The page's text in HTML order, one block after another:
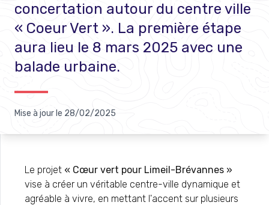
concertation autour du centre ville
« Coeur Vert ». La première étape
aura lieu le 8 mars 2025 avec une
balade urbaine.
Mise à jour le 28/02/2025
Le projet « Cœur vert pour Limeil-Brévannes »
vise à créer un véritable centre-ville dynamique et
agréable à vivre, en mettant l'accent sur plusieurs